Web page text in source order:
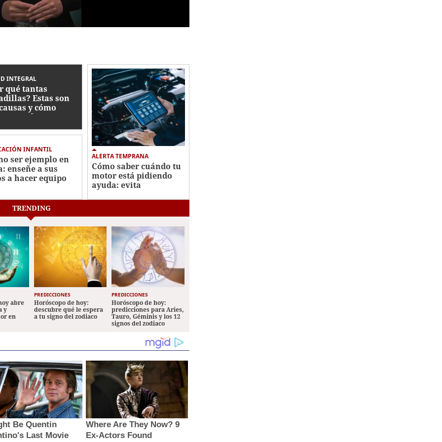
INTEGRAL
qué tantas
Estas son
y cómo
su descanso
INFANTIL
ser ejemplo en
enseñe a sus
a hacer equipo
ALERTA TEMPRANA
Cómo saber cuándo tu
motor está pidiendo
ayuda: evita
TRENDING
abre
y
en
PREDICCIONES
Horóscopo de hoy:
descubre qué le espera
a tu signo del zodiaco
PREDICCIONES
Horóscopo de hoy:
predicciones para Aries,
Tauro, Géminis y los 12
signos del zodiaco
Be Quentin
Last Movie
Where Are They Now? 9
Ex-Actors Found